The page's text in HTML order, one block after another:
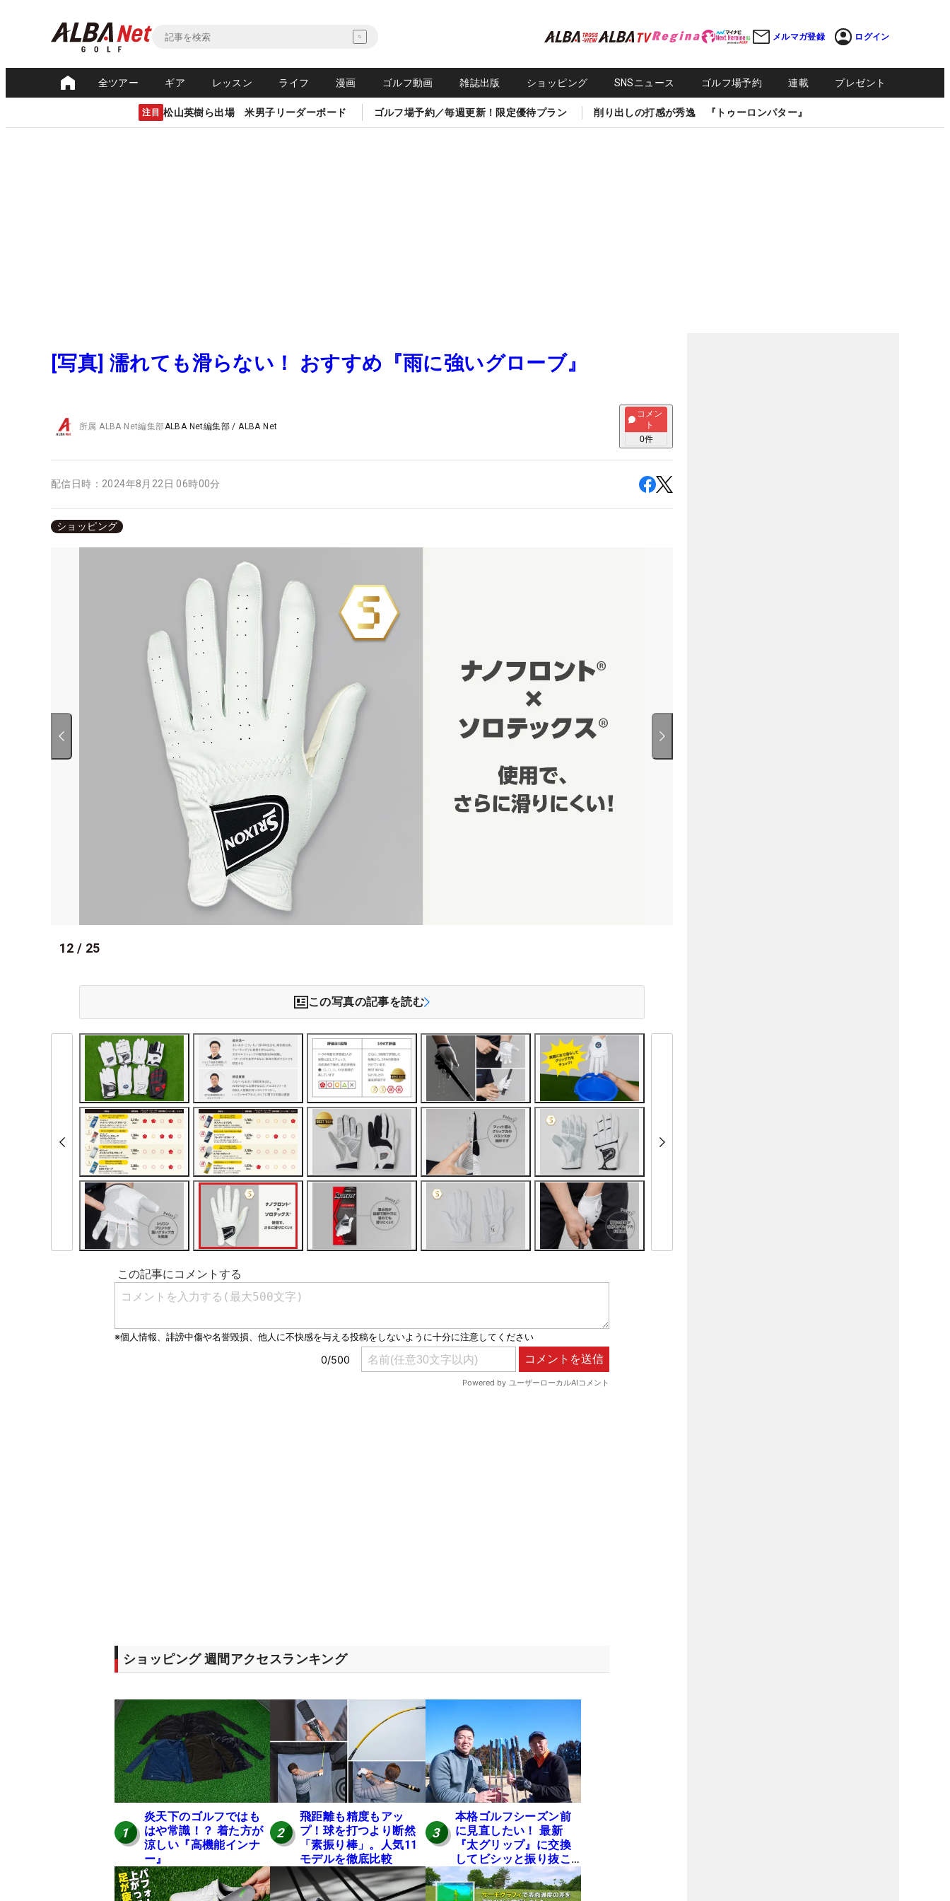
メルマガ登録 ログイン
全ツアー ギア レッスン ライフ 漫画 ゴルフ動画 雑誌出版 ショッピング SNSニュース ゴルフ場予約 連載 プレゼント
注目 松山英樹ら出場 米男子リーダーボード ゴルフ場予約／毎週更新！限定優待プラン 削り出しの打感が秀逸 『トゥーロンパター』
[写真] 濡れても滑らない！ おすすめ『雨に強いグローブ』
所属ALBA Net編集部ALBA Net編集部 /ALBA Net
コメン
ト
0件
配信日時： 2024年8月22日 06時00分
ショッピング
12 / 25
この写真の記事を読む
ショッピング 週間アクセスランキング
1
炎天下のゴルフではも
はや常識！？ 着た方が
涼しい『高機能インナ
ー』
2
飛距離も精度もアッ
プ！球を打つより断然
「素振り棒」。人気11
モデルを徹底比較
3
本格ゴルフシーズン前
に見直したい！ 最新
『太グリップ』に交換
してビシッと振り抜こ
う！